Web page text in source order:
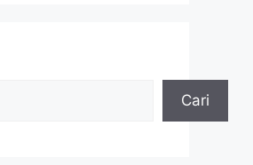
Cari